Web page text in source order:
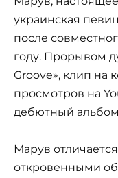
украинская
после
году. Прорывом
Groove», клип на
просмотров на
дебютный альбом
Марув
откровенными